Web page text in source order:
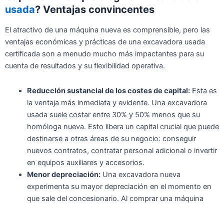
usada? Ventajas convincentes
El atractivo de una máquina nueva es comprensible, pero las
ventajas económicas y prácticas de una excavadora usada
certificada son a menudo mucho más impactantes para su
cuenta de resultados y su flexibilidad operativa.
Reducción sustancial de los costes de capital:Esta es
la ventaja más inmediata y evidente. Una excavadora
usada suele costar entre 30% y 50% menos que su
homóloga nueva. Esto libera un capital crucial que puede
destinarse a otras áreas de su negocio: conseguir
nuevos contratos, contratar personal adicional o invertir
en equipos auxiliares y accesorios.
Menor depreciación:Una excavadora nueva
experimenta su mayor depreciación en el momento en
que sale del concesionario. Al comprar una máquina